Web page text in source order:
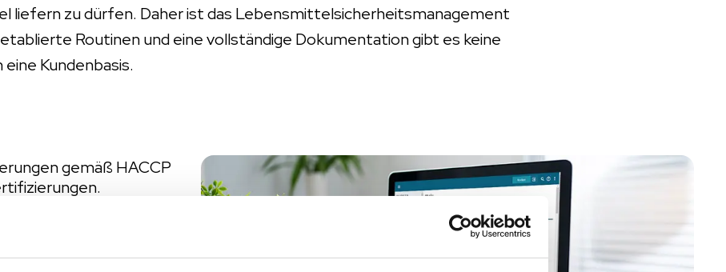
liefern zu dürfen. Daher ist das Lebensmittelsicherheitsmanagement
Routinen und eine vollständige Dokumentation gibt es keine
Kundenbasis.
gemäß HACCP
sicherzustellen, dass